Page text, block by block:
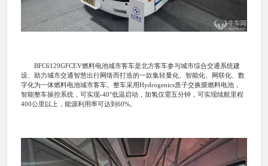
BFC6129GFCEV燃料电池城市客车是北方客车参与城市综合交通系统建
设、助力城市交通智慧出行网络而打造的一款集轻量化、智能化、网联化、数
字化为一体燃料电池城市客车。整车采用Hydrogenics质子交换膜燃料电池，
智能整车操控系统，可实现-40°低温启动，加氢仅需五分钟，可实现续航里程
400公里以上，能源利用率可达到60%。